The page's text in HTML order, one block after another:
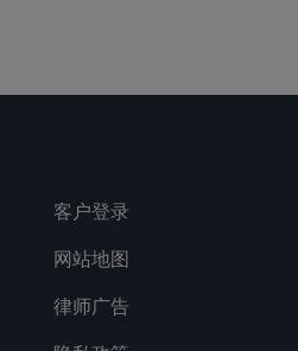
客户登录
网站地图
律师广告